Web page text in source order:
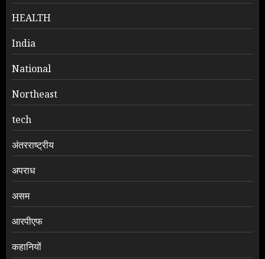
HEALTH
India
National
Northeast
tech
अंतरराष्ट्रीय
अपराध
असम
आरपीएफ
कहानियों